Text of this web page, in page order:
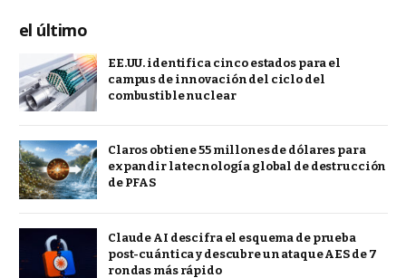
el último
EE.UU. identifica cinco estados para el
campus de innovación del ciclo del
combustible nuclear
Claros obtiene 55 millones de dólares para
expandir la tecnología global de destrucción
de PFAS
Claude AI descifra el esquema de prueba
post-cuántica y descubre un ataque AES de 7
rondas más rápido